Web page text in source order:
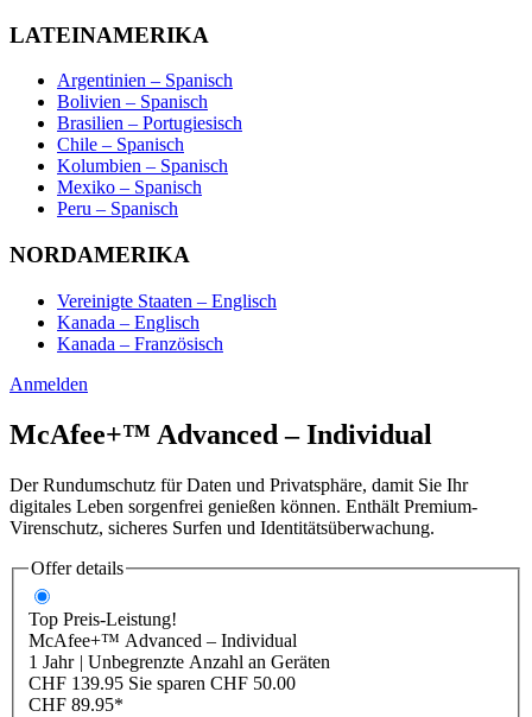
LATEINAMERIKA
Argentinien – Spanisch
Bolivien – Spanisch
Brasilien – Portugiesisch
Chile – Spanisch
Kolumbien – Spanisch
Mexiko – Spanisch
Peru – Spanisch
NORDAMERIKA
Vereinigte Staaten – Englisch
Kanada – Englisch
Kanada – Französisch
Anmelden
McAfee+™ Advanced – Individual
Der Rundumschutz für Daten und Privatsphäre, damit Sie Ihr
digitales Leben sorgenfrei genießen können. Enthält Premium-
Virenschutz, sicheres Surfen und Identitätsüberwachung.
Offer details
Top Preis-Leistung!
McAfee+™ Advanced – Individual
1 Jahr | Unbegrenzte Anzahl an Geräten
CHF 139.95 Sie sparen CHF 50.00
CHF 89.95*